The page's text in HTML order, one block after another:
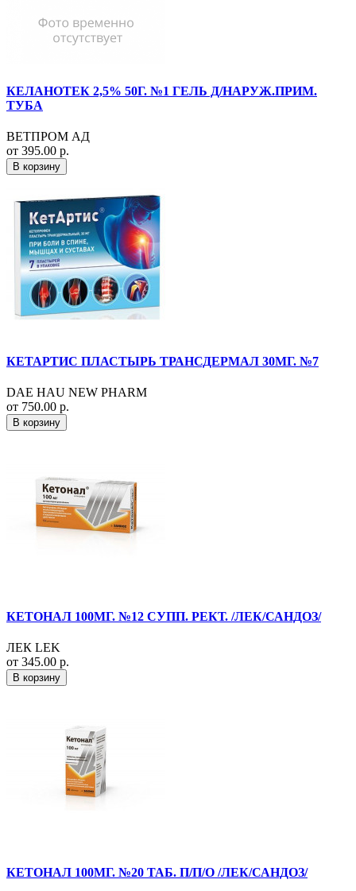
КЕЛАНОТЕК 2,5% 50Г. №1 ГЕЛЬ Д/НАРУЖ.ПРИМ.
ТУБА
ВЕТПРОМ АД
от 395.00 р.
В корзину
КЕТАРТИС ПЛАСТЫРЬ ТРАНСДЕРМАЛ 30МГ. №7
DAE HAU NEW PHARM
от 750.00 р.
В корзину
КЕТОНАЛ 100МГ. №12 СУПП. РЕКТ. /ЛЕК/САНДОЗ/
ЛЕК LEK
от 345.00 р.
В корзину
КЕТОНАЛ 100МГ. №20 ТАБ. П/П/О /ЛЕК/САНДОЗ/